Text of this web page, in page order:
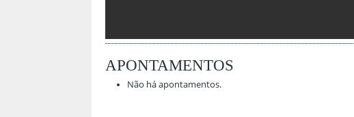
APONTAMENTOS
Não há apontamentos.